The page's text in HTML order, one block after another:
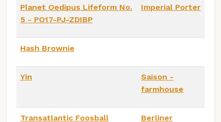
Planet Oedipus Lifeform No.
5 - PO17-PJ-ZDIBP
Imperial Porter
Hash Brownie
Yin
Saison -
farmhouse
Transatlantic Foosball Berliner